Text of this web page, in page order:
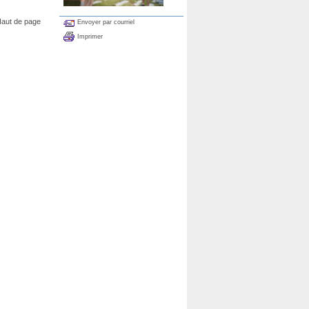
de page Envoyer par courriel
Imprimer